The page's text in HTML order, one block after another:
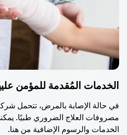
المُقدمة للمؤمن عليهم
الإصابة بالمرض، تتحمل شركة
العلاج الضروري طبيًا. يمكنك
والرسوم الإضافية من هنا.